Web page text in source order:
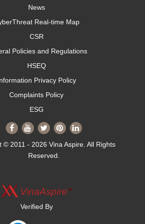
News
Real-time Map
CSR
Policies and Regulations
HSEQ
Privacy Policy
Complaints Policy
ESG
© 2011 - 2026 Vina Aspire. All Rights
Reserved.
Verified By